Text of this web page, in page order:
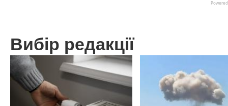
Вибір редакції